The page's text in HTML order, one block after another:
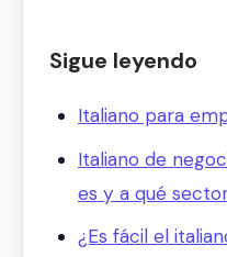
Sigue leyendo
Italiano para
Italiano de
es y a qué
¿Es fácil el